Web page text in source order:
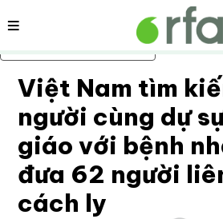
Bỏ qua nội dung chính
Nội dung
Việt Nam tìm
người cùng dự
giáo với bệnh
đưa 62 người
cách ly